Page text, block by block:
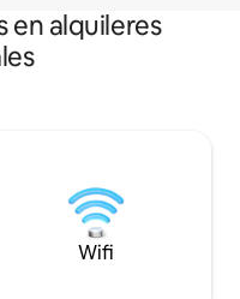
en alquileres
Wifi